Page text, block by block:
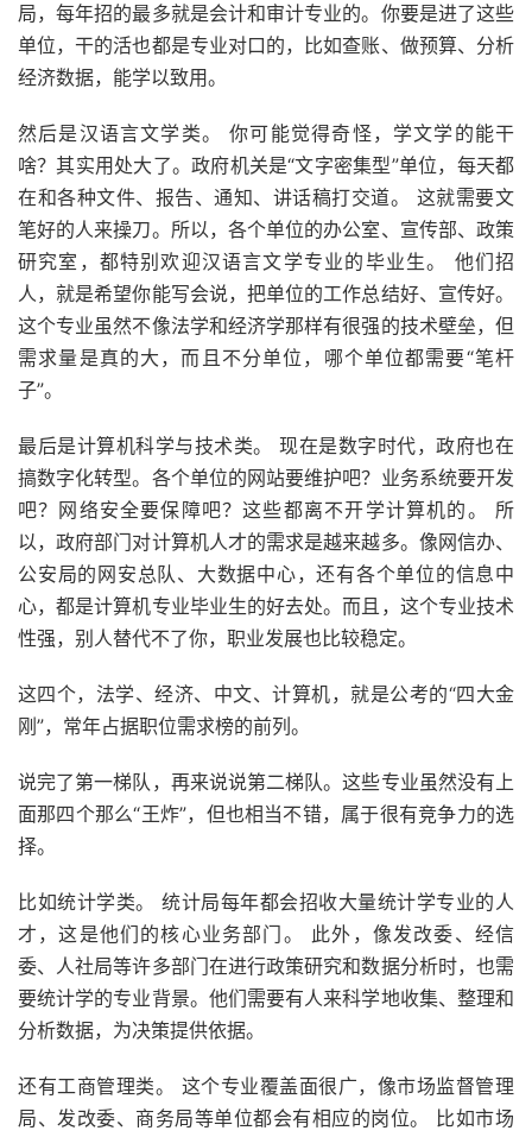
局，每年招的最多就是会计和审计专业的。你要是进了这些
单位，干的活也都是专业对口的，比如查账、做预算、分析
经济数据，能学以致用。
然后是汉语言文学类。 你可能觉得奇怪，学文学的能干
啥？其实用处大了。政府机关是“文字密集型”单位，每天都
在和各种文件、报告、通知、讲话稿打交道。 这就需要文
笔好的人来操刀。所以，各个单位的办公室、宣传部、政策
研究室，都特别欢迎汉语言文学专业的毕业生。 他们招
人，就是希望你能写会说，把单位的工作总结好、宣传好。
这个专业虽然不像法学和经济学那样有很强的技术壁垒，但
需求量是真的大，而且不分单位，哪个单位都需要“笔杆
子”。
最后是计算机科学与技术类。 现在是数字时代，政府也在
搞数字化转型。各个单位的网站要维护吧？业务系统要开发
吧？网络安全要保障吧？这些都离不开学计算机的。 所
以，政府部门对计算机人才的需求是越来越多。像网信办、
公安局的网安总队、大数据中心，还有各个单位的信息中
心，都是计算机专业毕业生的好去处。而且，这个专业技术
性强，别人替代不了你，职业发展也比较稳定。
这四个，法学、经济、中文、计算机，就是公考的“四大金
刚”，常年占据职位需求榜的前列。
说完了第一梯队，再来说说第二梯队。这些专业虽然没有上
面那四个那么“王炸”，但也相当不错，属于很有竞争力的选
择。
比如统计学类。 统计局每年都会招收大量统计学专业的人
才，这是他们的核心业务部门。 此外，像发改委、经信
委、人社局等许多部门在进行政策研究和数据分析时，也需
要统计学的专业背景。他们需要有人来科学地收集、整理和
分析数据，为决策提供依据。
还有工商管理类。 这个专业覆盖面很广，像市场监督管理
局、发改委、商务局等单位都会有相应的岗位。 比如市场